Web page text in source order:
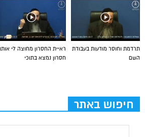
ראיית החסרון מחוצה לי אותו
חסרון נמצא בתוכי
תרדמת וחוסר מודעות בעבודת
השם
חיפוש באתר